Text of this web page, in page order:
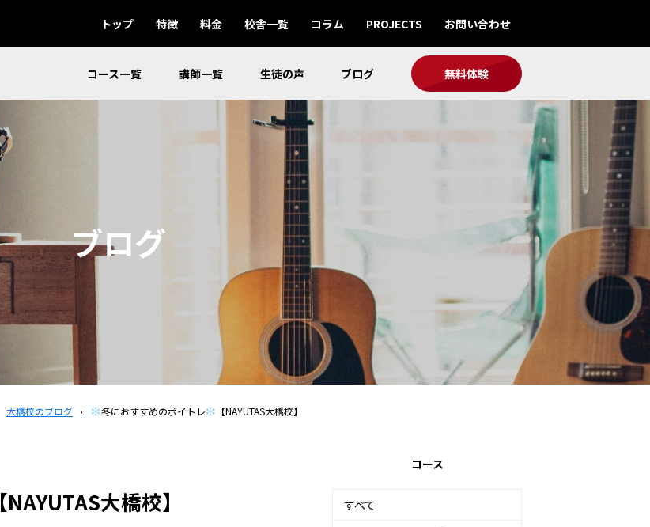
トップ 特徴 料金 校舎一覧 コラム PROJECTS お問い合わせ
コース一覧 講師一覧 生徒の声 ブログ 無料体験
ブログ
大橋校のブログ › 冬におすすめのボイトレ 【NAYUTAS大橋校】
【NAYUTAS大橋校】
コース
すべて